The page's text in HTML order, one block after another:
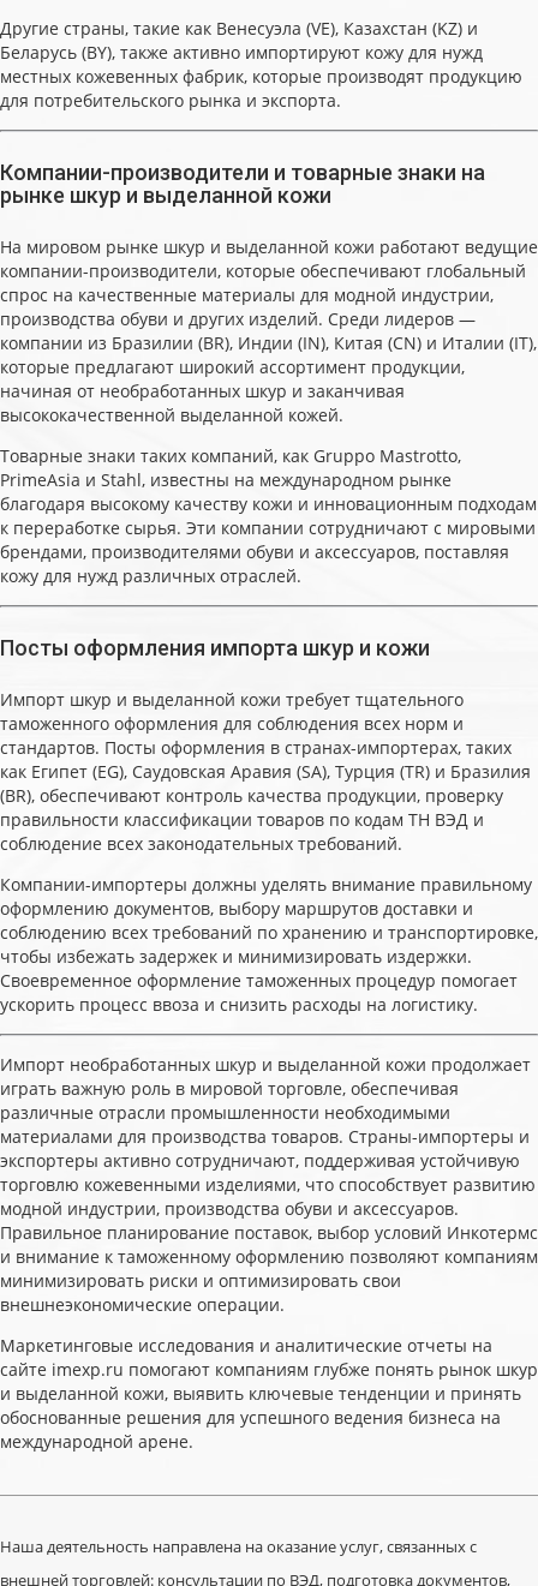
Другие страны, такие как Венесуэла (VE), Казахстан (KZ) и
Беларусь (BY), также активно импортируют кожу для нужд
местных кожевенных фабрик, которые производят продукцию
для потребительского рынка и экспорта.
Компании-производители и товарные знаки на
рынке шкур и выделанной кожи
На мировом рынке шкур и выделанной кожи работают ведущие
компании-производители, которые обеспечивают глобальный
спрос на качественные материалы для модной индустрии,
производства обуви и других изделий. Среди лидеров —
компании из Бразилии (BR), Индии (IN), Китая (CN) и Италии (IT),
которые предлагают широкий ассортимент продукции,
начиная от необработанных шкур и заканчивая
высококачественной выделанной кожей.
Товарные знаки таких компаний, как Gruppo Mastrotto,
PrimeAsia и Stahl, известны на международном рынке
благодаря высокому качеству кожи и инновационным подходам
к переработке сырья. Эти компании сотрудничают с мировыми
брендами, производителями обуви и аксессуаров, поставляя
кожу для нужд различных отраслей.
Посты оформления импорта шкур и кожи
Импорт шкур и выделанной кожи требует тщательного
таможенного оформления для соблюдения всех норм и
стандартов. Посты оформления в странах-импортерах, таких
как Египет (EG), Саудовская Аравия (SA), Турция (TR) и Бразилия
(BR), обеспечивают контроль качества продукции, проверку
правильности классификации товаров по кодам ТН ВЭД и
соблюдение всех законодательных требований.
Компании-импортеры должны уделять внимание правильному
оформлению документов, выбору маршрутов доставки и
соблюдению всех требований по хранению и транспортировке,
чтобы избежать задержек и минимизировать издержки.
Своевременное оформление таможенных процедур помогает
ускорить процесс ввоза и снизить расходы на логистику.
Импорт необработанных шкур и выделанной кожи продолжает
играть важную роль в мировой торговле, обеспечивая
различные отрасли промышленности необходимыми
материалами для производства товаров. Страны-импортеры и
экспортеры активно сотрудничают, поддерживая устойчивую
торговлю кожевенными изделиями, что способствует развитию
модной индустрии, производства обуви и аксессуаров.
Правильное планирование поставок, выбор условий Инкотермс
и внимание к таможенному оформлению позволяют компаниям
минимизировать риски и оптимизировать свои
внешнеэкономические операции.
Маркетинговые исследования и аналитические отчеты на
сайте imexp.ru помогают компаниям глубже понять рынок шкур
и выделанной кожи, выявить ключевые тенденции и принять
обоснованные решения для успешного ведения бизнеса на
международной арене.
Наша деятельность направлена на оказание услуг, связанных с
внешней торговлей: консультации по ВЭД, подготовка документов,